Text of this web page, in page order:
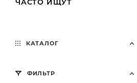
ЧАСТО ИЩУТ
КАТАЛОГ
ФИЛЬТР